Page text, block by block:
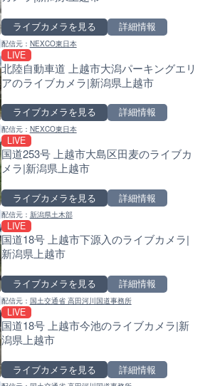
ライブカメラを見る 詳細情報
配信元： NEXCO東日本
LIVE
北陸自動車道 上越市大潟パーキングエリ
アのライブカメラ|新潟県上越市
ライブカメラを見る 詳細情報
配信元： NEXCO東日本
LIVE
国道253号 上越市大島区田麦のライブカ
メラ|新潟県上越市
ライブカメラを見る 詳細情報
配信元： 新潟県土木部
LIVE
国道18号 上越市下源入のライブカメラ|
新潟県上越市
ライブカメラを見る 詳細情報
配信元： 国土交通省 高田河川国道事務所
LIVE
国道18号 上越市今池のライブカメラ|新
潟県上越市
ライブカメラを見る 詳細情報